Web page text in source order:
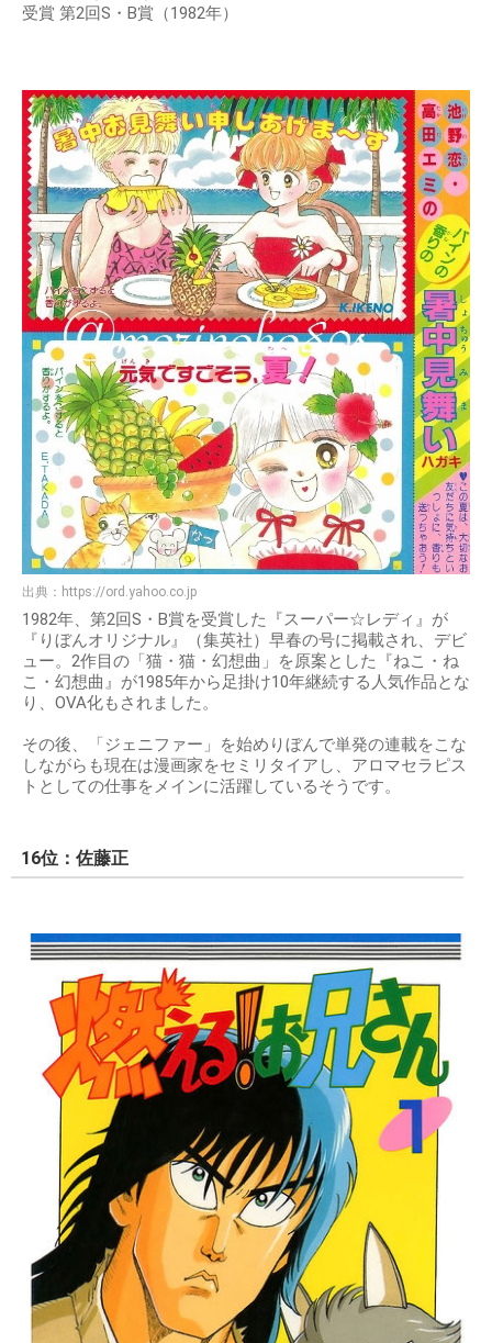
受賞 第2回S・B賞（1982年）
出典： https://ord.yahoo.co.jp
1982年、第2回S・B賞を受賞した『スーパー☆レディ』が
『りぼんオリジナル』（集英社）早春の号に掲載され、デビ
ュー。2作目の「猫・猫・幻想曲」を原案とした『ねこ・ね
こ・幻想曲』が1985年から足掛け10年継続する人気作品とな
り、OVA化もされました。
その後、「ジェニファー」を始めりぼんで単発の連載をこな
しながらも現在は漫画家をセミリタイアし、アロマセラピス
トとしての仕事をメインに活躍しているそうです。
16位：佐藤正